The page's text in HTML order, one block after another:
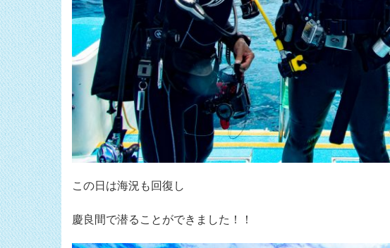
この日は海況も回復し
慶良間で潜ることができました！！